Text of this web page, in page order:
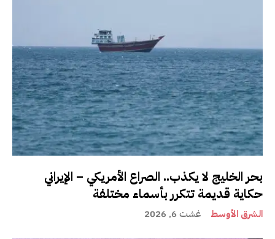
بحر الخليج لا يكذب.. الصراع الأمريكي – الإيراني
حكاية قديمة تتكرر بأسماء مختلفة
الشرق الأوسط غشت 6, 2026